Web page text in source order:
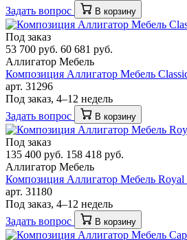
Задать вопрос
В корзину
Под заказ
53 700 руб. 60 681 руб.
Аллигатор Мебель
Композиция Аллигатор Мебель
арт. 31296
Под заказ, 4–12 недель
Задать вопрос
В корзину
Под заказ
135 400 руб. 158 418 руб.
Аллигатор Мебель
Композиция Аллигатор Мебель
арт. 31180
Под заказ, 4–12 недель
Задать вопрос
В корзину